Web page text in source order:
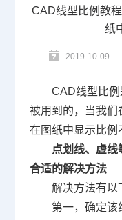
CAD线型比例教
纸
2019-10-09
CAD线型比
被用到的，当我们
在图纸中显示比例
点划线、虚线
合适的解决方法
解决方法有以
第一，确定该